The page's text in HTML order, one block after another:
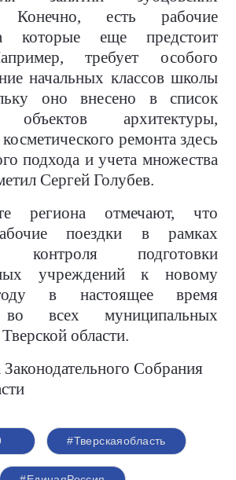
Конечно, есть рабочие
которые еще предстоит
требует особого
начальных классов школы
оно внесено в список
объектов архитектуры,
ремонта здесь
подхода и учета множества
Сергей Голубев.
региона отмечают, что
поездки в рамках
контроля подготовки
учреждений к новому
в настоящее время
во всех муниципальных
области.
Собрания
#Тверскаяобласть